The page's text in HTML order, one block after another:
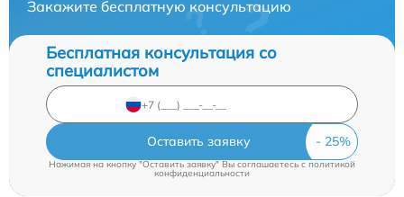
Закажите бесплатную консультацию
Бесплатная консультация со
специалистом
Оставить заявку
Нажимая на кнопку "Оставить заявку" Вы соглашаетесь cполитикой
конфиденциальности